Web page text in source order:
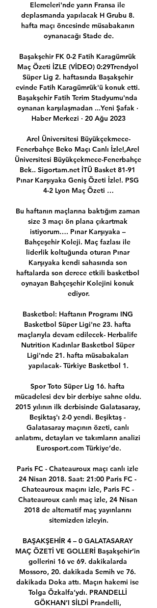
Elemeleri'nde yarın Fransa ile
deplasmanda yapılacak H Grubu 8.
hafta maçı öncesinde müsabakanın
oynanacağı Stade de.
Başakşehir FK 0-2 Fatih Karagümrük
Maç Özeti İZLE (VİDEO) 0:29Trendyol
Süper Lig 2. haftasında Başakşehir
evinde Fatih Karagümrük'ü konuk etti.
Başakşehir Fatih Terim Stadyumu'nda
oynanan karşılaşmadan ...Yeni Şafak ·
Haber Merkezi · 20 Ağu 2023
Arel Üniversitesi Büyükçekmece-
Fenerbahçe Beko Maçı Canlı İzle!,Arel
Üniversitesi Büyükçekmece-Fenerbahçe
Bek.. Sigortam.net İTÜ Basket 81-91
Pınar Karşıyaka Geniş Özeti İzle!. PSG
4-2 Lyon Maç Özeti …
Bu haftanın maçlarına baktığım zaman
size 3 maçı ön plana çıkartmak
istiyorum…. Pınar Karşıyaka –
Bahçeşehir Koleji. Maç fazlası ile
liderlik koltuğunda oturan Pınar
Karşıyaka kendi sahasında son
haftalarda son derece etkili basketbol
oynayan Bahçeşehir Kolejini konuk
ediyor.
Basketbol: Haftanın Programı ING
Basketbol Süper Ligi'ne 23. hafta
maçlarıyla devam edilecek- Herbalife
Nutrition Kadınlar Basketbol Süper
Ligi'nde 21. hafta müsabakaları
yapılacak- Türkiye Basketbol 1.
Spor Toto Süper Lig 16. hafta
mücadelesi dev bir derbiye sahne oldu.
2015 yılının ilk derbisinde Galatasaray,
Beşiktaş'ı 2-0 yendi. Beşiktaş -
Galatasaray maçının özeti, canlı
anlatımı, detayları ve takımların analizi
Eurosport.com Türkiye’de.
Paris FC - Chateauroux maçı canlı izle
24 Nisan 2018. Saat: 21:00 Paris FC -
Chateauroux maçını izle, Paris FC -
Chateauroux canlı maç izle, 24 Nisan
2018 de alternatif maç yayınlarını
sitemizden izleyin.
BAŞAKŞEHİR 4 – 0 GALATASARAY
MAÇ ÖZETİ VE GOLLERİ Başakşehir’in
gollerini 16 ve 69. dakikalarda
Mossoro, 20. dakikada Semih ve 76.
dakikada Doka attı. Maçın hakemi ise
Tolga Özkalfa’ydı. PRANDELLİ
GÖKHAN’I SİLDİ Prandelli,